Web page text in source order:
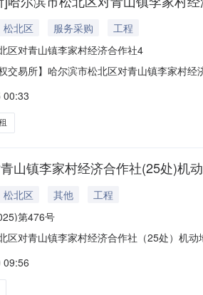
松北区 服务采购
工程
区对青山镇李家村经济合作社4
交易所】哈尔滨市松北区对青山镇李家村
棚整体出租项目（1年租赁权）交易方式协
00:33
山镇李家村经济合作社(25处)机
松北区 其他
工程
第476号
区对青山镇李家村经济合作社（25处）机
09:56